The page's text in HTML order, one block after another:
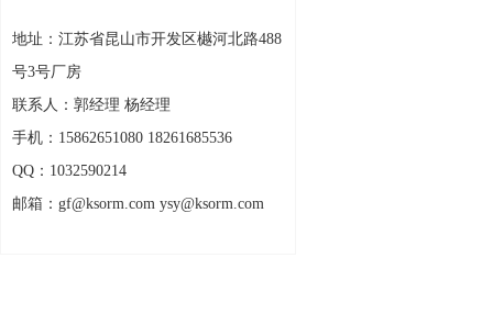
地址：江苏省昆山市开发区樾河北路488
号3号厂房
联系人：郭经理 杨经理
手机：15862651080 18261685536
QQ：1032590214
邮箱：gf@ksorm.com ysy@ksorm.com